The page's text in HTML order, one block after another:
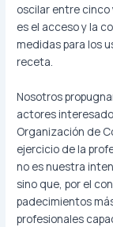
oscilar entre cinco
es el acceso y la
medidas para los
receta.
Nosotros
actores
Organización de
ejercicio de la
no es nuestra
sino que, por el
padecimientos
profesionales